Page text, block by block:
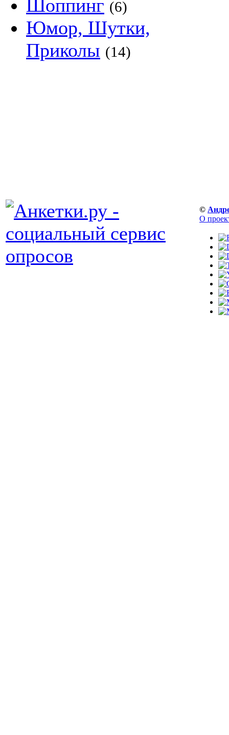
Шоппинг (6)
Юмор, Шутки,
Приколы (14)
©
О